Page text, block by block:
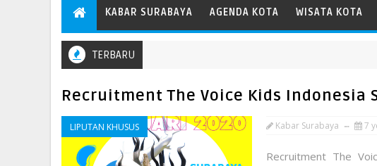
KABAR SURABAYA AGENDA KOTA WISATA KOTA
TERBARU
Recruitment The Voice Kids Indonesia
LIPUTAN KHUSUS Kabar Surabaya 7
Recruitment The